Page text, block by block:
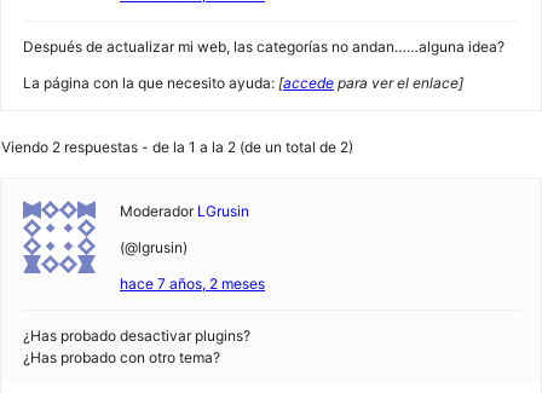
Después de actualizar mi web, las categorías no andan……alguna idea?
La página con la que necesito ayuda: [accede para ver el enlace]
Viendo 2 respuestas - de la 1 a la 2 (de un total de 2)
Moderador LGrusin
(@lgrusin)
hace 7 años, 2 meses
¿Has probado desactivar plugins?
¿Has probado con otro tema?